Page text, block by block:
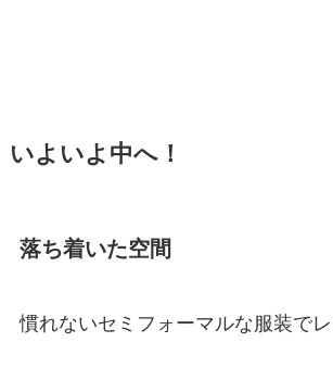
いよいよ中へ！
落ち着いた空間
慣れないセミフォーマルな服装でレ